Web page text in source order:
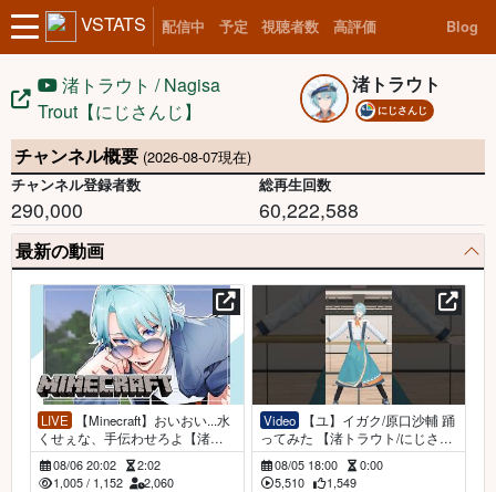
VSTATS 配信中 予定 視聴者数 高評価 Blog
渚トラウト / Nagisa
Trout【にじさんじ】
渚トラウト
にじさんじ
チャンネル概要 (2026-08-07現在)
チャンネル登録者数
290,000
総再生回数
60,222,588
最新の動画
LIVE
くせぇな、手伝わせろよ【渚ト
ラウト/にじさんじ】
08/06 20:02
2:02
1,005/ 1,152
2,060
Video
ってみた 【渚トラウト/にじさん
じ】08/05 18:00
0:00
5,510
1,549